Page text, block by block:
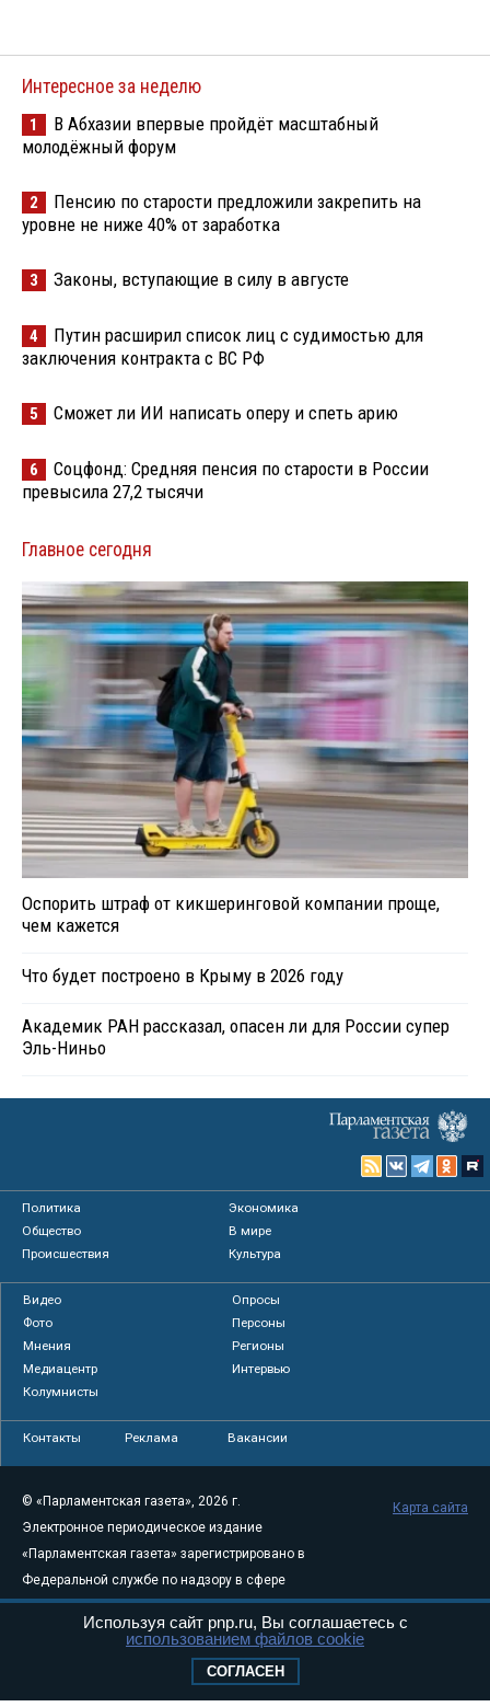
Интересное за неделю
1
В Абхазии впервые пройдёт масштабный
молодёжный форум
2
Пенсию по старости предложили закрепить на
уровне не ниже 40% от заработка
3 Законы, вступающие в силу в августе
4
Путин расширил список лиц с судимостью для
заключения контракта с ВС РФ
5 Сможет ли ИИ написать оперу и спеть арию
6
Соцфонд: Средняя пенсия по старости в России
превысила 27,2 тысячи
Главное сегодня
Оспорить штраф от кикшеринговой компании проще,
чем кажется
Что будет построено в Крыму в 2026 году
Академик РАН рассказал, опасен ли для России супер
Эль-Ниньо
Политика
Экономика
Общество
В мире
Происшествия
Культура
Видео
Опросы
Фото
Персоны
Мнения
Регионы
Медиацентр
Интервью
Колумнисты
Контакты Реклама Вакансии
© «Парламентская газета», 2026 г.
Электронное периодическое издание
«Парламентская газета» зарегистрировано в
Федеральной службе по надзору в сфере
связи, информационных технологий и
массовых коммуникаций (Роскомнадзор) 05
Свидетельство о регистрации Эл № ФС77-
Карта сайта
Используя сайт pnp.ru, Вы соглашаетесь с
использованием файлов cookie
СОГЛАСЕН